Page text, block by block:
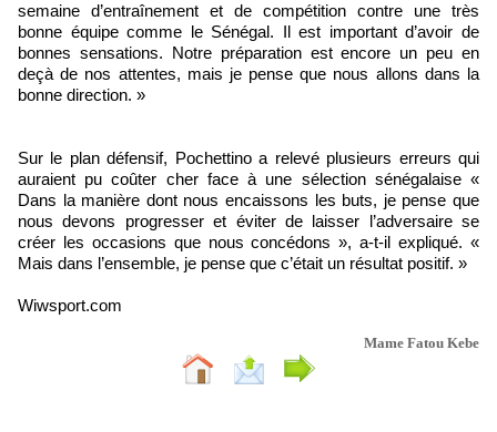
semaine d’entraînement et de compétition contre une très
bonne équipe comme le Sénégal. Il est important d’avoir de
bonnes sensations. Notre préparation est encore un peu en
deçà de nos attentes, mais je pense que nous allons dans la
bonne direction. »
Sur le plan défensif, Pochettino a relevé plusieurs erreurs qui
auraient pu coûter cher face à une sélection sénégalaise «
Dans la manière dont nous encaissons les buts, je pense que
nous devons progresser et éviter de laisser l’adversaire se
créer les occasions que nous concédons », a-t-il expliqué. «
Mais dans l’ensemble, je pense que c’était un résultat positif. »
Wiwsport.com
Mame Fatou Kebe